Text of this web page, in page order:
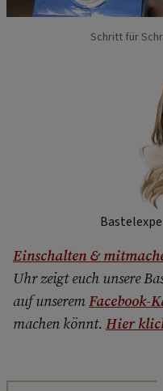
Schritt für
Einschalten &
Uhr zeigt euch unsere
auf unseremFacebook-
machen könnt. Hier